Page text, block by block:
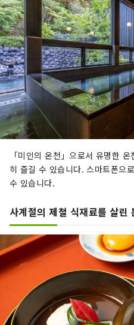
「미인의 온천」으로서 유명한
히 즐길 수 있습니다. 스마트폰으
수 있습니다.
사계절의 제철 식재료를 살린